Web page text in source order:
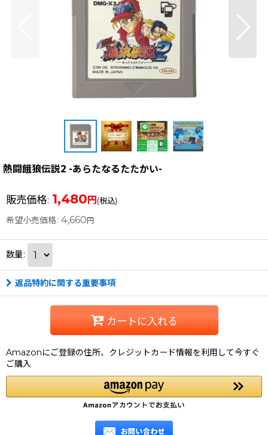
熱闘餓狼伝説2 -あらたなるたたかい-
販売価格: 1,480 円 (税込)
希望小売価格: 4,660 円
数量:
返品特約に関する重要事項
カートに入れる
Amazonにご登録の住所、クレジットカード情報を利用して今すぐ
ご購入